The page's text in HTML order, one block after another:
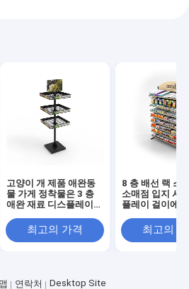
고양이 개 제품 애완동
물 가게 정착물은 3 층
애완 재료 디스플레이를
최고의 가격
8 층 배선 랙 스
소매점 입지 사
플레이 걸이에
최고의
연락처 Desktop Site